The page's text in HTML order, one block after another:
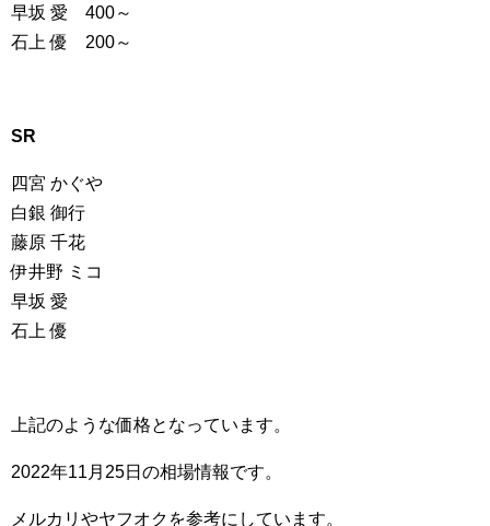
早坂 愛 400～
石上 優 200～
SR
四宮 かぐや
白銀 御行
藤原 千花
伊井野 ミコ
早坂 愛
石上 優
上記のような価格となっています。
2022年11月25日の相場情報です。
メルカリやヤフオクを参考にしています。